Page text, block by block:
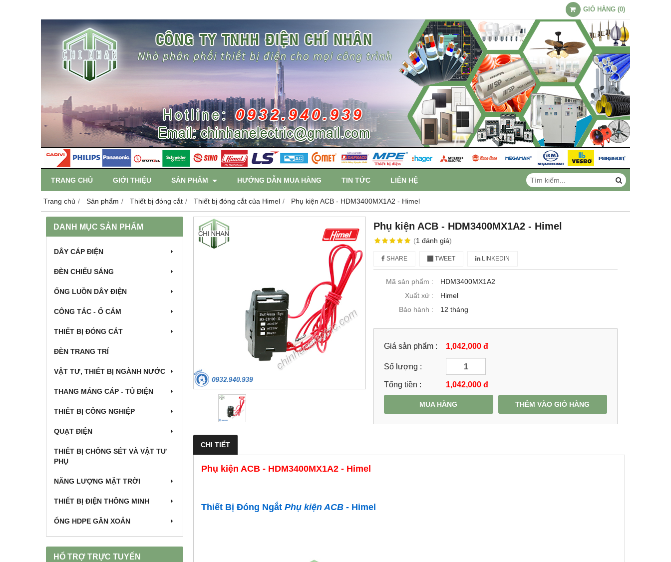
GIỎ HÀNG (0)
TRANG CHỦ GIỚI THIỆU SẢN PHẨM HƯỚNG DẪN MUA HÀNG TIN TỨC LIÊN HỆ
Trang chủ Sản phẩm Thiết bị đóng cắt Thiết bị đóng cắt của Himel Phụ kiện ACB - HDM3400MX1A2 - Himel
DANH MỤC SẢN PHẨM
DÂY CÁP ĐIỆN
ĐÈN CHIẾU SÁNG
ỐNG LUỒN DÂY ĐIỆN
CÔNG TẮC - Ổ CẮM
THIẾT BỊ ĐÓNG CẮT
ĐÈN TRANG TRÍ
VẬT TƯ, THIẾT BỊ NGÀNH NƯỚC
THANG MÁNG CÁP - TỦ ĐIỆN
THIẾT BỊ CÔNG NGHIỆP
QUẠT ĐIỆN
THIẾT BỊ CHỐNG SÉT VÀ VẬT TƯ
PHỤ
NĂNG LƯỢNG MẶT TRỜI
THIẾT BỊ ĐIỆN THÔNG MINH
ỐNG HDPE GÂN XOẮN
HỔ TRỢ TRỰC TUYẾN
Phụ kiện ACB - HDM3400MX1A2 - Himel
(1 đánh giá)
SHARE TWEET LINKEDIN
Mã sản phẩm :
HDM3400MX1A2
Xuất xứ :
Himel
Bảo hành :
12 tháng
Giá sản phẩm : 1,042,000 đ
Số lượng :
Tổng tiền : 1,042,000 đ
MUA HÀNG THÊM VÀO GIỎ HÀNG
CHI TIẾT
Phụ kiện ACB - HDM3400MX1A2 - Himel
Thiết Bị Đóng Ngắt Phụ kiện ACB - Himel